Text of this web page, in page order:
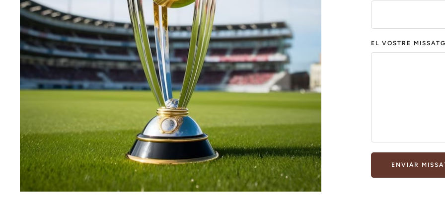
EL VOSTRE
ENVIAR